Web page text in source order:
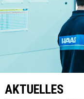
AKTUELLES